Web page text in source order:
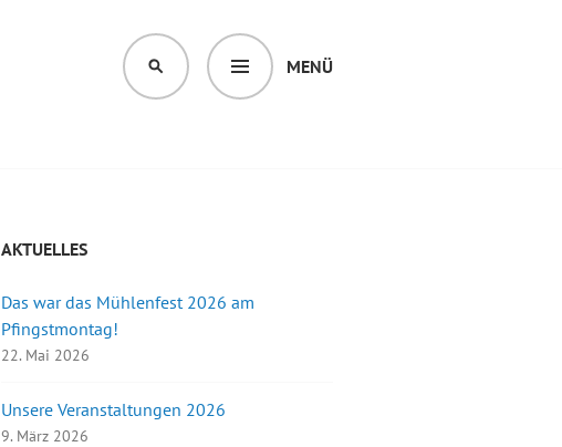
MENÜ
SUCHEN
AKTUELLES
Das war das Mühlenfest 2026 am
Pfingstmontag!
22. Mai 2026
Unsere Veranstaltungen 2026
9. März 2026